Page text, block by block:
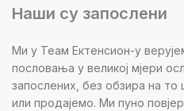
Наши су запослени
Ми у Теам Ектенсион-у
пословања у великој мјери
запослених, без обзира на
или продајемо. Ми пуно